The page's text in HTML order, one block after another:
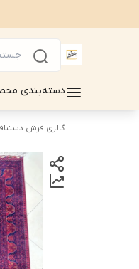
دسته‌بندی
گالری فرش